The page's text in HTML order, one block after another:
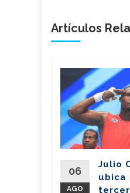
Artículos
06
AGO
Julio
ubica